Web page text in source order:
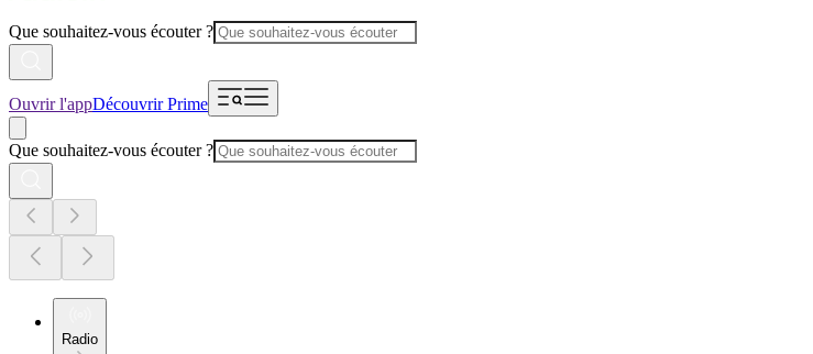
Que souhaitez-vous écouter ?
Ouvrir l'appDécouvrir Prime
Que souhaitez-vous écouter ?
Radio